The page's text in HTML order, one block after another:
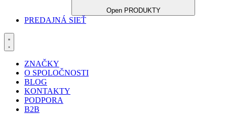
Open PRODUKTY
PREDAJNÁ SIEŤ
ZNAČKY
O SPOLOČNOSTI
BLOG
KONTAKTY
PODPORA
B2B